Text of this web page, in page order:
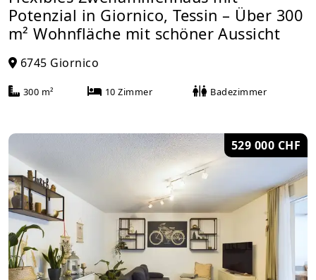
Potenzial in Giornico, Tessin – Über 300
m² Wohnfläche mit schöner Aussicht
6745 Giornico
300 m² 10 Zimmer Badezimmer
529 000 CHF